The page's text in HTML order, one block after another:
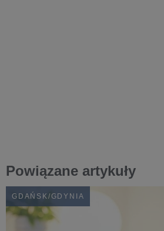
Powiązane artykuły
GDAŃSK/GDYNIA